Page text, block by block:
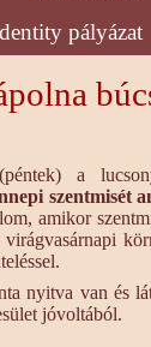
pályázat
a
szentmisét
amikor
nyitva van és
jóvoltából.